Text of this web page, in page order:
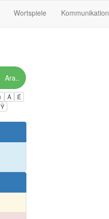
Wortspiele Kommunikation
Ara..
Á
É
Ÿ